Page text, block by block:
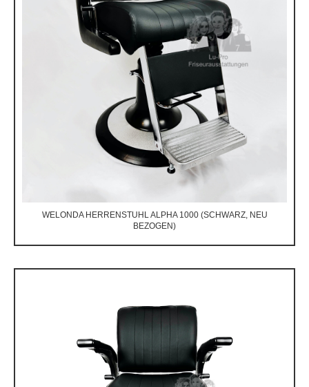
WELONDA HERRENSTUHL ALPHA 1000 (SCHWARZ, NEU
BEZOGEN)
Preis auf Anfrage